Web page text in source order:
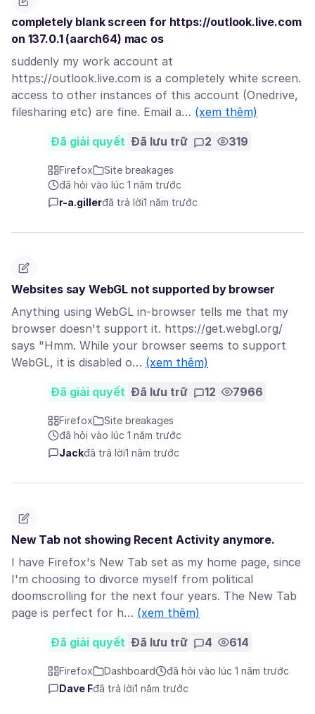
completely blank screen for https://outlook.live.com
on 137.0.1 (aarch64) mac os
suddenly my work account at
https://outlook.live.com is a completely white screen.
access to other instances of this account (Onedrive,
filesharing etc) are fine. Email a… (xem thêm)
Đã giải quyết Đã lưu trữ 2 319
Firefox
Site breakages
đã hỏi vào lúc 1 năm trước
r-a.gillerđã trả lời1 năm trước
Websites say WebGL not supported by browser
Anything using WebGL in-browser tells me that my
browser doesn't support it. https://get.webgl.org/
says "Hmm. While your browser seems to support
WebGL, it is disabled o… (xem thêm)
Đã giải quyết Đã lưu trữ 12 7966
Firefox
Site breakages
đã hỏi vào lúc 1 năm trước
Jackđã trả lời1 năm trước
New Tab not showing Recent Activity anymore.
I have Firefox's New Tab set as my home page, since
I'm choosing to divorce myself from political
doomscrolling for the next four years. The New Tab
page is perfect for h… (xem thêm)
Đã giải quyết Đã lưu trữ 4 614
Firefox Dashboard
đã hỏi vào lúc 1 năm trước
Dave Fđã trả lời1 năm trước